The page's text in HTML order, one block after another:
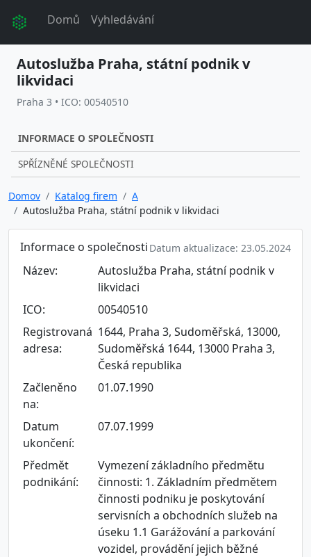
Domů Vyhledávání
Autoslužba Praha, státní podnik v
likvidaci
Praha 3 • ICO: 00540510
INFORMACE O SPOLEČNOSTI
SPŘÍZNĚNÉ SPOLEČNOSTI
Domov Katalog firem
A
Autoslužba Praha, státní podnik v likvidaci
Informace o společnosti Datum aktualizace: 23.05.2024
Název:
Autoslužba Praha, státní podnik v
likvidaci
ICO:
00540510
Registrovaná
adresa:
1644, Praha 3, Sudoměřská, 13000,
Sudoměřská 1644, 13000 Praha 3,
Česká republika
Začleněno
na:
01.07.1990
Datum
ukončení:
07.07.1999
Předmět
podnikání:
Vymezení základního předmětu
činnosti: 1. Základním předmětem
činnosti podniku je poskytování
servisních a obchodních služeb na
úseku 1.1 Garážování a parkování
vozidel, provádění jejich běžné